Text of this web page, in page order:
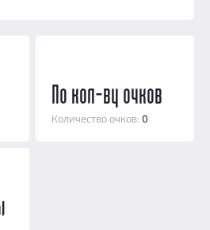
По кол-ву очков
Количество очков:0